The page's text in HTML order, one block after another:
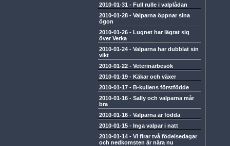
2010-01-31 - Full rulle i valplådan
2010-01-28 - Valparna öppnar sina
ögon
2010-01-26 - Lugnet har lägrat sig
över Verka
2010-01-24 - Valparna har dubblat sin
vikt
2010-01-22 - Veterinärbesök
2010-01-19 - Käkar och växer
2010-01-17 - B-kullens förstfödde
2010-01-16 - Sally och valparna mår
bra
2010-01-16 - Valparna är födda
2010-01-15 - Inga valpar i natt
2010-01-14 - Vi firar två födelsedagar
och nedkomsten är nära nu